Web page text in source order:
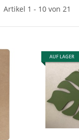
Artikel 1 - 10 von 21
AUF LAGER